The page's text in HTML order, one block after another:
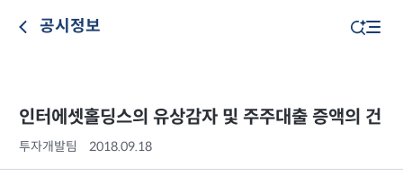
공시정보
인터에셋홀딩스의 유상감자 및 주주대출 증액의 건
투자개발팀 2018.09.18